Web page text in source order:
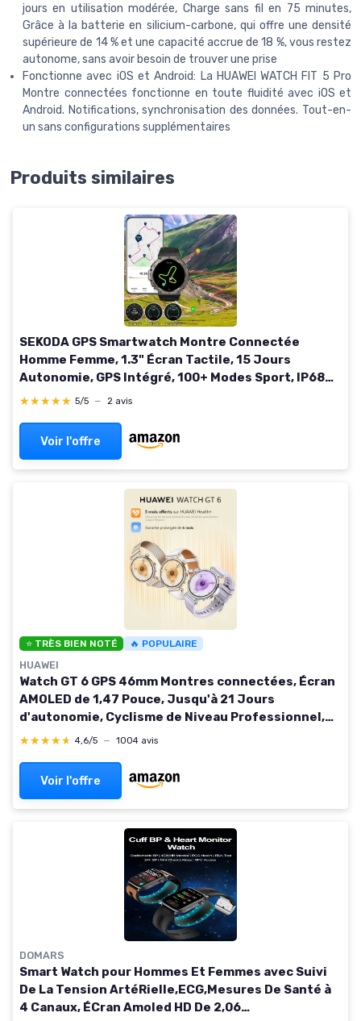
jours en utilisation modérée, Charge sans fil en 75 minutes,
Grâce à la batterie en silicium-carbone, qui offre une densité
supérieure de 14 % et une capacité accrue de 18 %, vous restez
autonome, sans avoir besoin de trouver une prise
Fonctionne avec iOS et Android: La HUAWEI WATCH FIT 5 Pro
Montre connectées fonctionne en toute fluidité avec iOS et
Android. Notifications, synchronisation des données. Tout-en-
un sans configurations supplémentaires
Produits similaires
SEKODA GPS Smartwatch Montre Connectée
Homme Femme, 1.3" Écran Tactile, 15 Jours
Autonomie, GPS Intégré, 100+ Modes Sport, IP68
Étanche, Mesure Fréquence
★★★★★
★★★★★ 5/5 — 2 avis
Voir l'offre
⭐ TRÈS BIEN NOTÉ 🔥 POPULAIRE
HUAWEI
Watch GT 6 GPS 46mm Montres connectées, Écran
AMOLED de 1,47 Pouce, Jusqu'à 21 Jours
d'autonomie, Cyclisme de Niveau Professionnel,
Compatible avec iOS et Android, Analyse ECG, Vert
★★★★★
★★★★★ 4,6/5 — 1004 avis
Voir l'offre
DOMARS
Smart Watch pour Hommes Et Femmes avec Suivi
De La Tension ArtéRielle,ECG,Mesures De Santé à
4 Canaux, ÉCran Amoled HD De 2,06